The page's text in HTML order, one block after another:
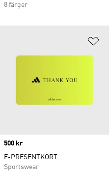
8 färger
Price
500 kr
E-PRESENTKORT
Sportswear